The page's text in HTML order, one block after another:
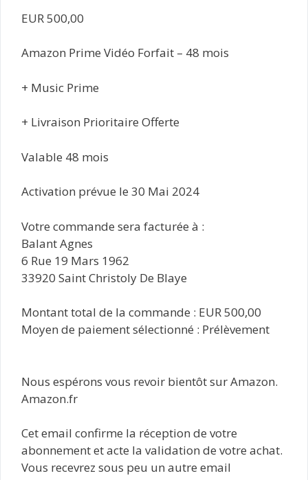
EUR 500,00
Amazon Prime Vidéo Forfait – 48 mois
+ Music Prime
+ Livraison Prioritaire Offerte
Valable 48 mois
Activation prévue le 30 Mai 2024
Votre commande sera facturée à :
Balant Agnes
6 Rue 19 Mars 1962
33920 Saint Christoly De Blaye
Montant total de la commande : EUR 500,00
Moyen de paiement sélectionné : Prélèvement
Nous espérons vous revoir bientôt sur Amazon.
Amazon.fr
Cet email confirme la réception de votre
abonnement et acte la validation de votre achat.
Vous recevrez sous peu un autre email